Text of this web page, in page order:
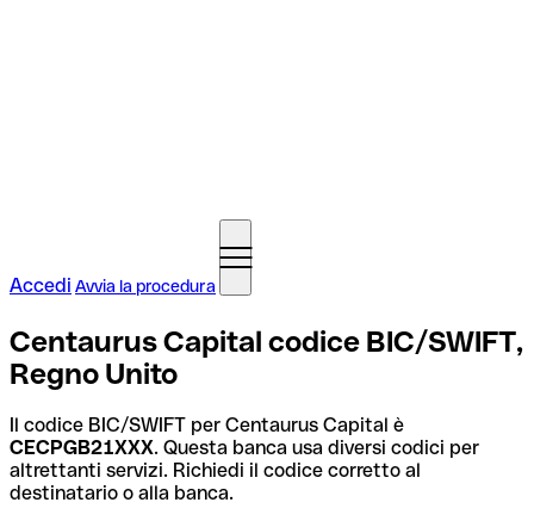
Accedi Avvia la procedura
Centaurus Capital codice BIC/SWIFT,
Regno Unito
Il codice BIC/SWIFT per Centaurus Capital è
CECPGB21XXX. Questa banca usa diversi codici per
altrettanti servizi. Richiedi il codice corretto al
destinatario o alla banca.